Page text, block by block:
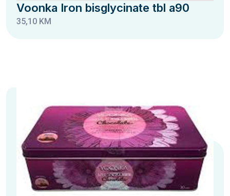
Voonka Iron bisglycinate tbl a90
35,10 KM